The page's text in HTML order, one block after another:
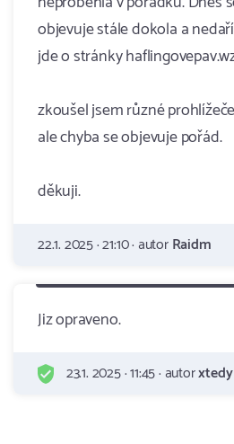
objevuje stále dokola a
jde o stránky
zkoušel jsem různé
ale chyba se objevuje pořád.
děkuji.
22.1. 2025 · 21:10 · autorRaidm
Jiz opraveno.
23.1. 2025 · 11:45 · autor